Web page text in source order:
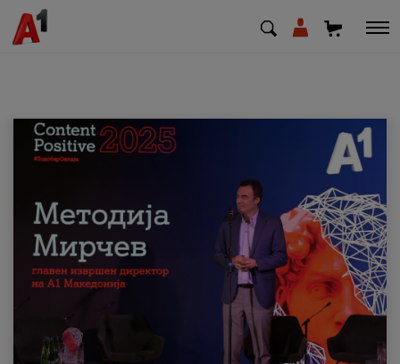
МК EN
Приватни Деловни
Поддршка
Надополни кредит